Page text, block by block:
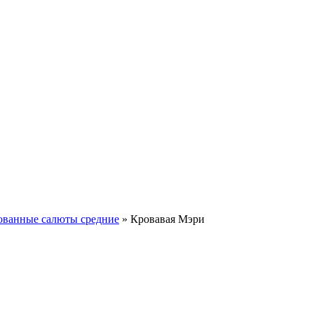
салюты средние » Кровавая Мэри